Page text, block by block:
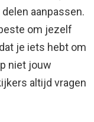
aanpassen.
om jezelf
je iets hebt om
niet jouw
altijd vragen